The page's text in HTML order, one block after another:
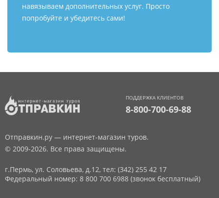
навязываем дополнительных услуг. Просто
попробуйте и убедитесь сами!
ПОДДЕРЖКА КЛИЕНТОВ
8-800-700-69-88
Отправкин.ру — интернет-магазин туров.
© 2009-2026. Все права защищены.
г.Пермь, ул. Соловьева, д.12, тел: (342) 255 42 17
Федеральный номер: 8 800 700 6988 (звонок бесплатный)